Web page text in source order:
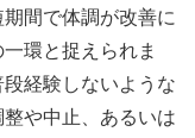
間で体調が改善に
環と捉えられま
経験しないような
や中止、あるいは